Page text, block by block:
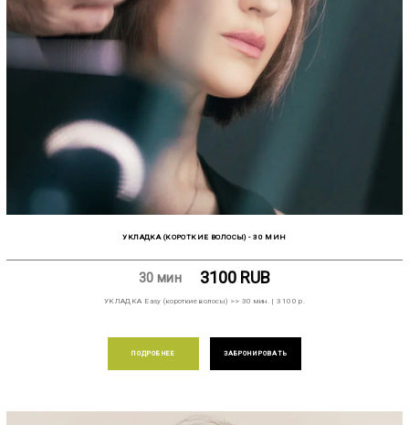
УКЛАДКА (КОРОТКИЕ ВОЛОСЫ) - 30 МИН
30 мин 3100 RUB
УКЛАДКА Easy (короткие волосы) >> 30 мин. | 3100 р.
ПОДРОБНЕЕ ЗАБРОНИРОВАТЬ